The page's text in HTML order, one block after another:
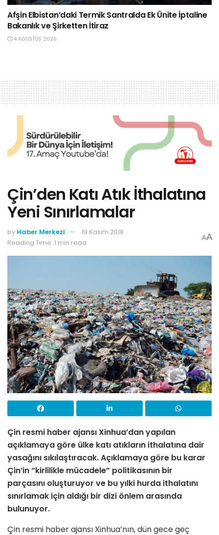
Afşin Elbistan’daki Termik Santralda Ek Ünite İptaline
Bakanlık ve Şirketten İtiraz
4 AĞUSTOS 2026
Çin’den Katı Atık İthalatına
Yeni Sınırlamalar
by Haber Merkezi
19 Kasım 2018
Reading Time: 1 min read
AA
Çin resmi haber ajansı Xinhua’dan yapılan
açıklamaya göre ülke katı atıkların ithalatına dair
yasağını sıkılaştıracak. Açıklamaya göre bu karar
Çin’in “kirlilikle mücadele” politikasının bir
parçasını oluşturuyor ve bu yılki hurda ithalatını
sınırlamak için aldığı bir dizi önlem arasında
bulunuyor.
Çin resmi haber ajansı Xinhua’nın, dün gece geç